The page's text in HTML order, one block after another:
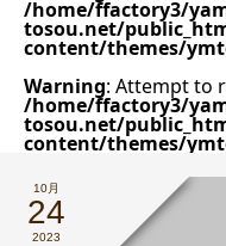
/home/ffactory3/
tosou.net/
content/themes/
Warning: Attempt to
/home/ffactory3/
tosou.net/
content/themes/
10月
24
2023